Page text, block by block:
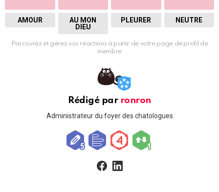
AMOUR
AU MON
DIEU
PLEURER NEUTRE
Parcourez et gérez vos réactions à partir de votre page de profil de
membre
Rédigé par ronron
Administrateur du foyer des chatologues